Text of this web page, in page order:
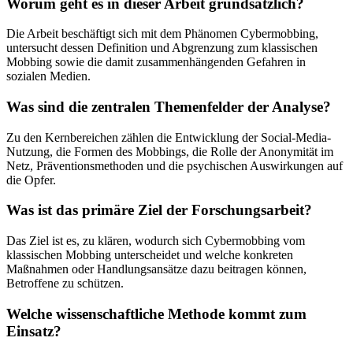
Die Arbeit beschäftigt sich mit dem Phänomen Cybermobbing,
untersucht dessen Definition und Abgrenzung zum klassischen
Mobbing sowie die damit zusammenhängenden Gefahren in
sozialen Medien.
Was sind die zentralen Themenfelder der Analyse?
Zu den Kernbereichen zählen die Entwicklung der Social-Media-
Nutzung, die Formen des Mobbings, die Rolle der Anonymität im
Netz, Präventionsmethoden und die psychischen Auswirkungen auf
die Opfer.
Was ist das primäre Ziel der Forschungsarbeit?
Das Ziel ist es, zu klären, wodurch sich Cybermobbing vom
klassischen Mobbing unterscheidet und welche konkreten
Maßnahmen oder Handlungsansätze dazu beitragen können,
Betroffene zu schützen.
Welche wissenschaftliche Methode kommt zum
Einsatz?